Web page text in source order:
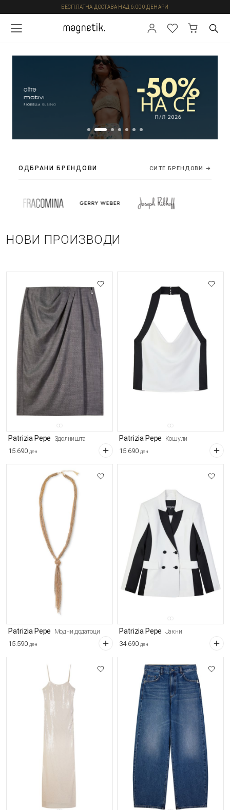
БЕСПЛАТНА ДОСТАВА НАД 6.000 ДЕНАРИ
ОДБРАНИ БРЕНДОВИ СИТЕ БРЕНДОВИ →
НОВИ ПРОИЗВОДИ
Patrizia Pepe Здолништа
15.690 ден
Patrizia Pepe Кошули
15.690 ден
Patrizia Pepe Модни додатоци
15.590 ден
Patrizia Pepe Јакни
34.690 ден